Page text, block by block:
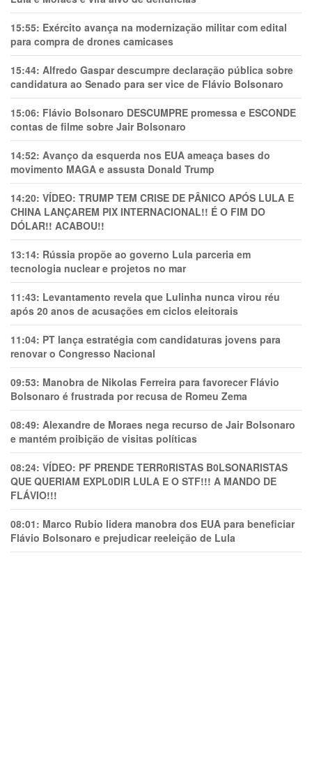
15:55: Exército avança na modernização militar com edital
para compra de drones camicases
15:44: Alfredo Gaspar descumpre declaração pública sobre
candidatura ao Senado para ser vice de Flávio Bolsonaro
15:06: Flávio Bolsonaro DESCUMPRE promessa e ESCONDE
contas de filme sobre Jair Bolsonaro
14:52: Avanço da esquerda nos EUA ameaça bases do
movimento MAGA e assusta Donald Trump
14:20: VÍDEO: TRUMP TEM CRlSE DE PÂNlCO APÓS LULA E
CHINA LANÇAREM PIX INTERNACIONAL!! É O FIM DO
DÓLAR!! ACABOU!!
13:14: Rússia propõe ao governo Lula parceria em
tecnologia nuclear e projetos no mar
11:43: Levantamento revela que Lulinha nunca virou réu
após 20 anos de acusações em ciclos eleitorais
11:04: PT lança estratégia com candidaturas jovens para
renovar o Congresso Nacional
09:53: Manobra de Nikolas Ferreira para favorecer Flávio
Bolsonaro é frustrada por recusa de Romeu Zema
08:49: Alexandre de Moraes nega recurso de Jair Bolsonaro
e mantém proibição de visitas políticas
08:24: VÍDEO: PF PRENDE TERR0RlSTAS B0LSONARlSTAS
QUE QUERIAM EXPL0DlR LULA E O STF!!! A MANDO DE
FLÁVIO!!!
08:01: Marco Rubio lidera manobra dos EUA para beneficiar
Flávio Bolsonaro e prejudicar reeleição de Lula